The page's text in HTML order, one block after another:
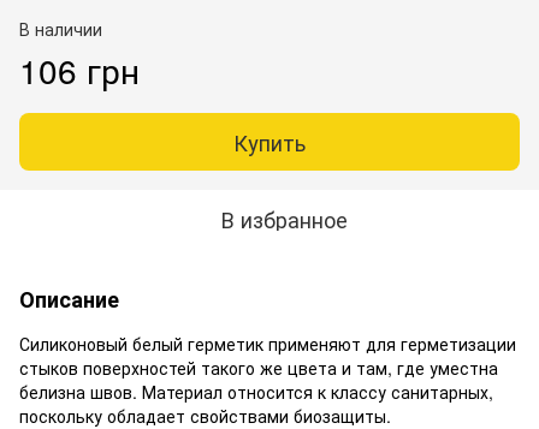
В наличии
106 грн
Купить
В избранное
Описание
Силиконовый белый герметик применяют для герметизации
стыков поверхностей такого же цвета и там, где уместна
белизна швов. Материал относится к классу санитарных,
поскольку обладает свойствами биозащиты.